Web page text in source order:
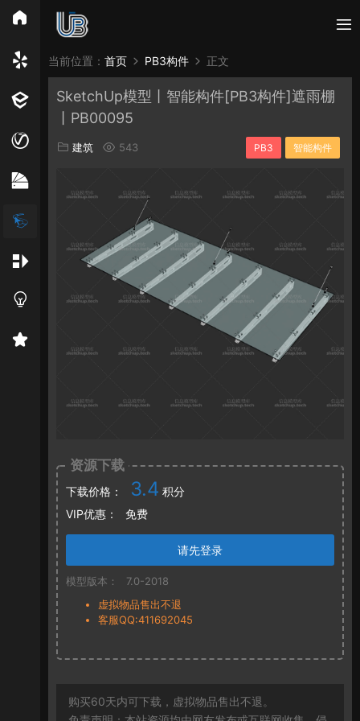
所有分类
Enscape PB3构件 构件 轮廓
当前位置： 首页 PB3构件 正文
SketchUp模型丨智能构件[PB3构件]遮雨棚
丨PB00095
建筑 543 PB3 智能构件
资源下载
下载价格： 3.4 积分
VIP优惠：
免费
请先登录
模型版本：
7.0-2018
虚拟物品售出不退
客服QQ:411692045
购买60天内可下载，虚拟物品售出不退。